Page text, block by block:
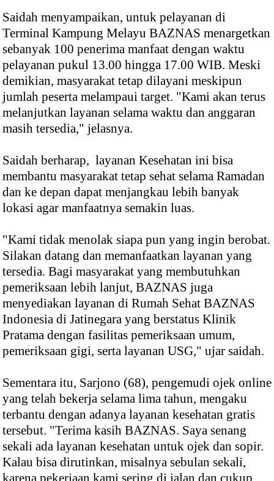
Saidah menyampaikan, untuk pelayanan di
Terminal Kampung Melayu BAZNAS menargetkan
sebanyak 100 penerima manfaat dengan waktu
pelayanan pukul 13.00 hingga 17.00 WIB. Meski
demikian, masyarakat tetap dilayani meskipun
jumlah peserta melampaui target. "Kami akan terus
melanjutkan layanan selama waktu dan anggaran
masih tersedia," jelasnya.
Saidah berharap, layanan Kesehatan ini bisa
membantu masyarakat tetap sehat selama Ramadan
dan ke depan dapat menjangkau lebih banyak
lokasi agar manfaatnya semakin luas.
"Kami tidak menolak siapa pun yang ingin berobat.
Silakan datang dan memanfaatkan layanan yang
tersedia. Bagi masyarakat yang membutuhkan
pemeriksaan lebih lanjut, BAZNAS juga
menyediakan layanan di Rumah Sehat BAZNAS
Indonesia di Jatinegara yang berstatus Klinik
Pratama dengan fasilitas pemeriksaan umum,
pemeriksaan gigi, serta layanan USG," ujar saidah.
Sementara itu, Sarjono (68), pengemudi ojek online
yang telah bekerja selama lima tahun, mengaku
terbantu dengan adanya layanan kesehatan gratis
tersebut. "Terima kasih BAZNAS. Saya senang
sekali ada layanan kesehatan untuk ojek dan sopir.
Kalau bisa dirutinkan, misalnya sebulan sekali,
karena pekerjaan kami sering di jalan dan cukup